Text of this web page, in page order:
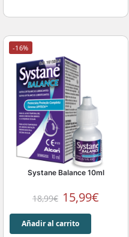
-16%
Systane Balance 10ml
18,99€ 15,99€
Añadir al carrito